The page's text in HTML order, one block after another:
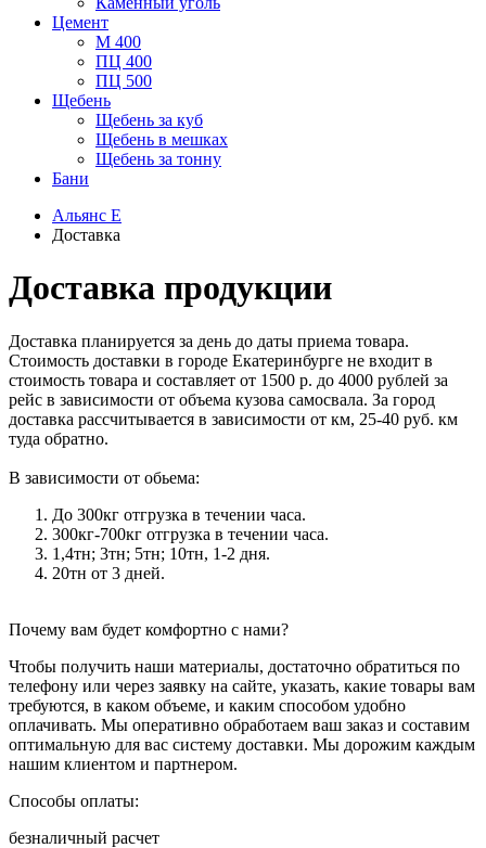
Цемент
М 400
ПЦ 400
ПЦ 500
Щебень
Щебень за куб
Щебень в мешках
Щебень за тонну
Бани
Альянс Е
Доставка
Доставка продукции
Доставка планируется за день до даты приема товара.
Стоимость доставки в городе Екатеринбурге не входит в
стоимость товара и составляет от 1500 р. до 4000 рублей за
рейс в зависимости от объема кузова самосвала. За город
доставка рассчитывается в зависимости от км, 25-40 руб. км
туда обратно.
В зависимости от обьема:
До 300кг отгрузка в течении часа.
300кг-700кг отгрузка в течении часа.
1,4тн; 3тн; 5тн; 10тн, 1-2 дня.
20тн от 3 дней.
Почему вам будет комфортно с нами?
Чтобы получить наши материалы, достаточно обратиться по
телефону или через заявку на сайте, указать, какие товары вам
требуются, в каком объеме, и каким способом удобно
оплачивать. Мы оперативно обработаем ваш заказ и составим
оптимальную для вас систему доставки. Мы дорожим каждым
нашим клиентом и партнером.
Способы оплаты:
безналичный расчет